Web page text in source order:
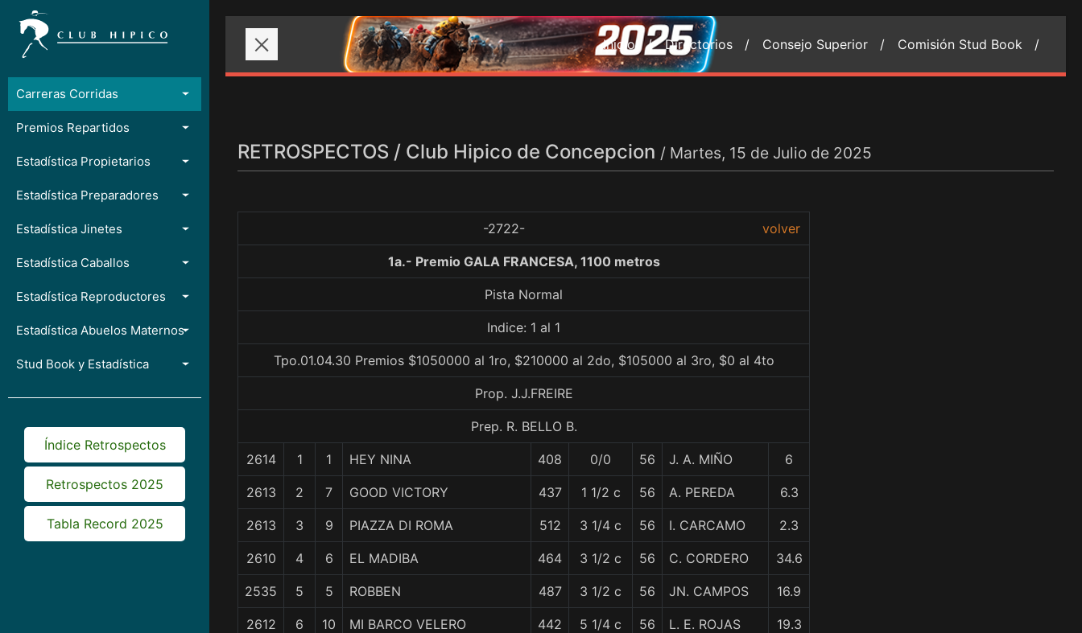
Carreras Corridas
Premios Repartidos
Estadística Propietarios
Estadística Preparadores
Estadística Jinetes
Estadística Caballos
Estadística Reproductores
Estadística Abuelos Maternos
Stud Book y Estadística
Índice Retrospectos
Retrospectos 2025
Tabla Record 2025
Inicio / Directorios / Consejo Superior / Comisión Stud Book /
RETROSPECTOS / Club Hipico de Concepcion / Martes, 15 de Julio de 2025
-2722- volver
1a.- Premio GALA FRANCESA, 1100 metros
Pista Normal
Indice: 1 al 1
Tpo.01.04.30 Premios $1050000 al 1ro, $210000 al 2do, $105000 al 3ro, $0 al 4to
Prop. J.J.FREIRE
Prep. R. BELLO B.
2614 1 1 HEY NINA 408 0/0 56 J. A. MIÑO 6
2613 2 7 GOOD VICTORY 437 1 1/2 c 56 A. PEREDA 6.3
2613 3 9 PIAZZA DI ROMA 512 3 1/4 c 56 I. CARCAMO 2.3
2610 4 6 EL MADIBA 464 3 1/2 c 56 C. CORDERO 34.6
2535 5 5 ROBBEN 487 3 1/2 c 56 JN. CAMPOS 16.9
2612 6 10 MI BARCO VELERO 442 5 1/4 c 56 L. E. ROJAS 19.3